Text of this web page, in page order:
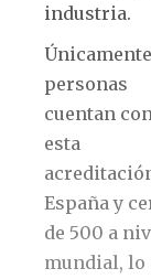
industria.
personas
cuentan con
esta
España y
de 500 a
mundial, lo